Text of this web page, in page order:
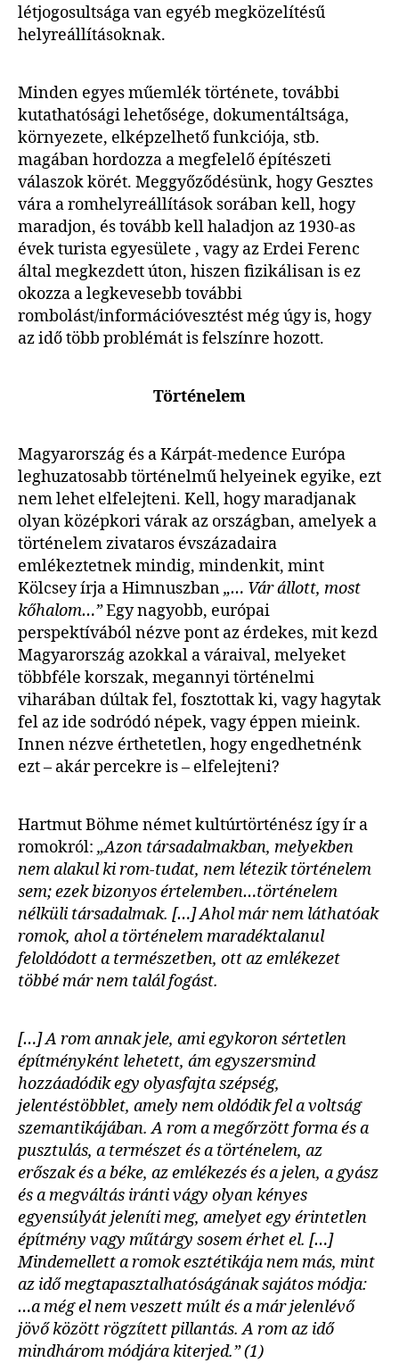
létjogosultsága van egyéb megközelítésű
helyreállításoknak.
Minden egyes műemlék története, további
kutathatósági lehetősége, dokumentáltsága,
környezete, elképzelhető funkciója, stb.
magában hordozza a megfelelő építészeti
válaszok körét. Meggyőződésünk, hogy Gesztes
vára a romhelyreállítások sorában kell, hogy
maradjon, és tovább kell haladjon az 1930-as
évek turista egyesülete , vagy az Erdei Ferenc
által megkezdett úton, hiszen fizikálisan is ez
okozza a legkevesebb további
rombolást/információvesztést még úgy is, hogy
az idő több problémát is felszínre hozott.
Történelem
Magyarország és a Kárpát-medence Európa
leghuzatosabb történelmű helyeinek egyike, ezt
nem lehet elfelejteni. Kell, hogy maradjanak
olyan középkori várak az országban, amelyek a
történelem zivataros évszázadaira
emlékeztetnek mindig, mindenkit, mint
Kölcsey írja a Himnuszban„… Vár állott, most
kőhalom…”Egy nagyobb, európai
perspektívából nézve pont az érdekes, mit kezd
Magyarország azokkal a váraival, melyeket
többféle korszak, megannyi történelmi
viharában dúltak fel, fosztottak ki, vagy hagytak
fel az ide sodródó népek, vagy éppen mieink.
Innen nézve érthetetlen, hogy engedhetnénk
ezt – akár percekre is – elfelejteni?
Hartmut Böhme német kultúrtörténész így ír a
romokról: „Azon társadalmakban, melyekben
nem alakul ki rom-tudat, nem létezik történelem
sem; ezek bizonyos értelemben…történelem
nélküli társadalmak. […] Ahol már nem láthatóak
romok, ahol a történelem maradéktalanul
feloldódott a természetben, ott az emlékezet
többé már nem talál fogást.
[…] A rom annak jele, ami egykoron sértetlen
építményként lehetett, ám egyszersmind
hozzáadódik egy olyasfajta szépség,
jelentéstöbblet, amely nem oldódik fel a voltság
szemantikájában. A rom a megőrzött forma és a
pusztulás, a természet és a történelem, az
erőszak és a béke, az emlékezés és a jelen, a gyász
és a megváltás iránti vágy olyan kényes
egyensúlyát jeleníti meg, amelyet egy érintetlen
építmény vagy műtárgy sosem érhet el. […]
Mindemellett a romok esztétikája nem más, mint
az idő megtapasztalhatóságának sajátos módja:
…a még el nem veszett múlt és a már jelenlévő
jövő között rögzített pillantás. A rom az idő
mindhárom módjára kiterjed.” (1)